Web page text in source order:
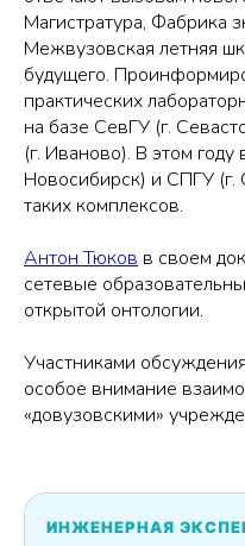
Магистратура, Фабрика
Межвузовская летняя
будущего.
практических
на базе СевГУ (г.
(г. Иваново). В этом
Новосибирск) и СПГУ (г.
таких комплексов.
Антон Тюков в своем
сетевые
открытой онтологии.
Участниками
особое внимание
«довузовскими»
ИНЖЕНЕРНАЯ